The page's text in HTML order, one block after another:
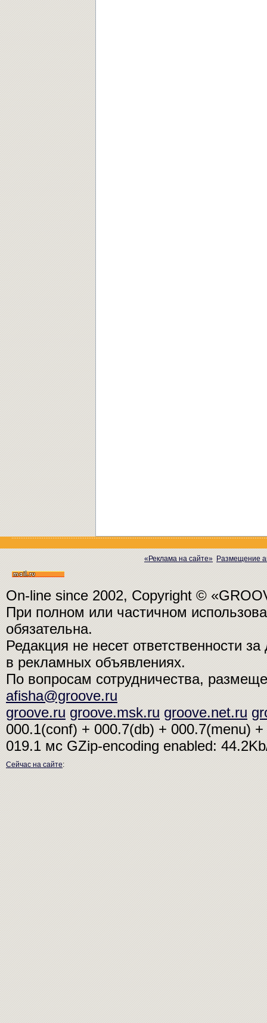
«Реклама на сайте» Размещение
On-line since 2002, Copyright ©
При полном или частичном
обязательна.
Редакция не несет ответственности
в рекламных объявлениях.
По вопросам сотрудничества,
afisha@groove.ru
groove.ru groove.msk.ru groove.net.ru
000.1(conf) + 000.7(db) + 000.7(menu)
019.1 мсGZip-encoding enabled:
Сейчас на сайте: